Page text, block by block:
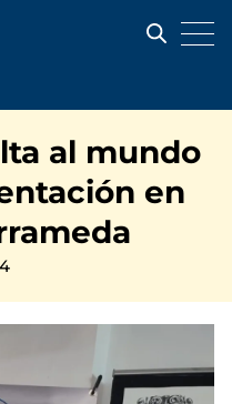
al mundo
en